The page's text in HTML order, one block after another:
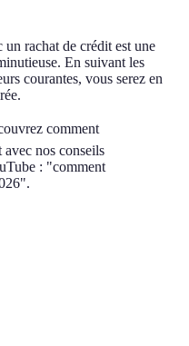
un rachat de crédit est une
En suivant les
courantes, vous serez en
comment
nos conseils
: "comment